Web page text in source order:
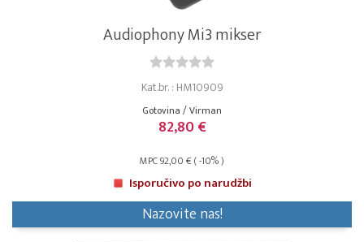
Audiophony Mi3 mikser
Kat.br. : HM10909
Gotovina / Virman
82,80 €
MPC 92,00 € ( -10% )
Isporučivo po narudžbi
Nazovite nas!